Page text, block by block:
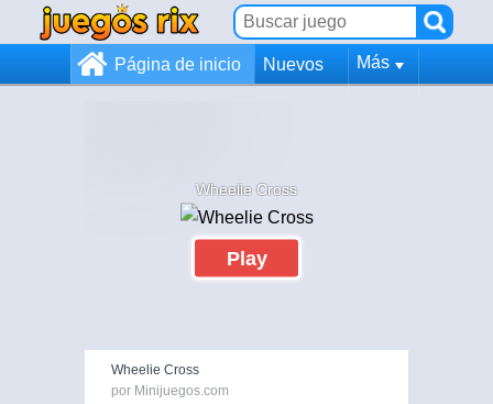
Página de inicio Nuevos Más
Wheelie Cross
Play
Wheelie Cross
por Minijuegos.com